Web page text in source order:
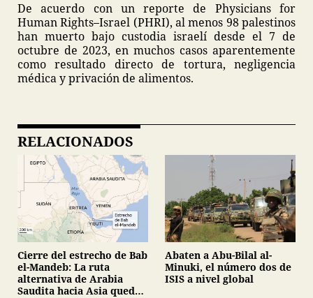
De acuerdo con un reporte de Physicians for
Human Rights–Israel (PHRI), al menos 98 palestinos
han muerto bajo custodia israelí desde el 7 de
octubre de 2023, en muchos casos aparentemente
como resultado directo de tortura, negligencia
médica y privación de alimentos.
RELACIONADOS
Cierre del estrecho de Bab
el-Mandeb: La ruta
alternativa de Arabia
Saudita hacia Asia queda
Abaten a Abu-Bilal al-
Minuki, el número dos de
ISIS a nivel global